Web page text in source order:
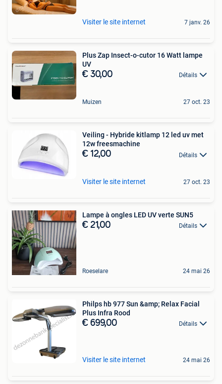
Visiter le site internet 7 janv. 26
Plus Zap Insect-o-cutor 16 Watt lampe
UV
€ 30,00 Détails
Muizen 27 oct. 23
Veiling - Hybride kitlamp 12 led uv met
12w freesmachine
€ 12,00 Détails
Visiter le site internet 27 oct. 23
Lampe à ongles LED UV verte SUN5
€ 21,00 Détails
Roeselare 24 mai 26
Philps hb 977 Sun &amp; Relax Facial
Plus Infra Rood
€ 699,00 Détails
Visiter le site internet 24 mai 26